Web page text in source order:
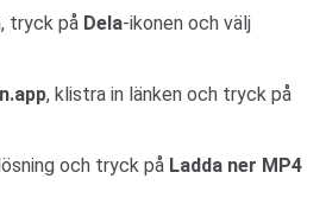
tryck på Dela-ikonen och välj
, klistra in länken och tryck på
och tryck på Ladda ner MP4